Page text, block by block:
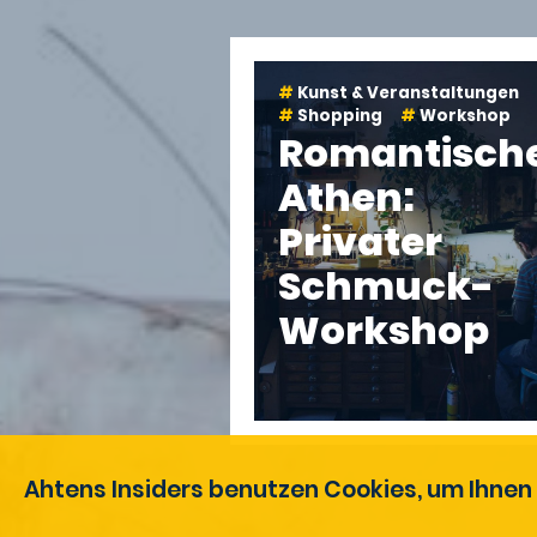
Ahtens Insiders benutzen Cookies, um
Kunst & Veranstaltungen
Shopping
Workshop
Athen:
Privater
Schmuck-
Workshop
3 Stunden Athen en